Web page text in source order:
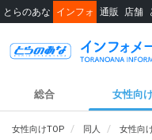
とらのあな インフォ 通販 店舗
総合 女性向
女性向けTOP 同人 女性向